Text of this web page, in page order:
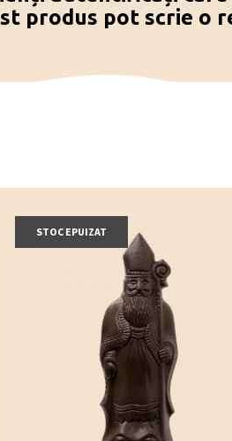
produs pot scrie o
STOC EPUIZAT